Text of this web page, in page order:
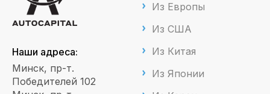
Наши адреса:
Минск, пр-т.
Победителей 102
Из Европы
Из США
Из Китая
Из Японии